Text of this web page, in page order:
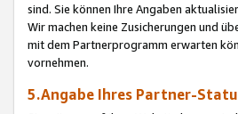
sind. Sie können Ihre Angaben
Wir machen keine Zusicherungen und
mit dem Partnerprogramm erwarten
vornehmen.
5.Angabe Ihres Partner-